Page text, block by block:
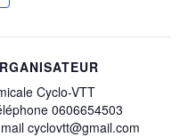
Cyclo-VTT
0606654503
cyclovtt@gmail.com